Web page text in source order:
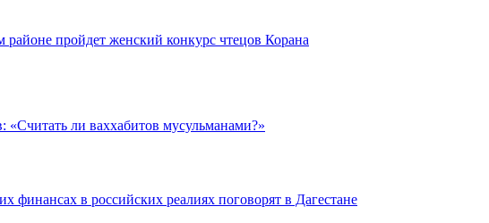
пройдет женский конкурс чтецов Корана
«Считать ли ваххабитов мусульманами?»
финансах в российских реалиях поговорят в Дагестане